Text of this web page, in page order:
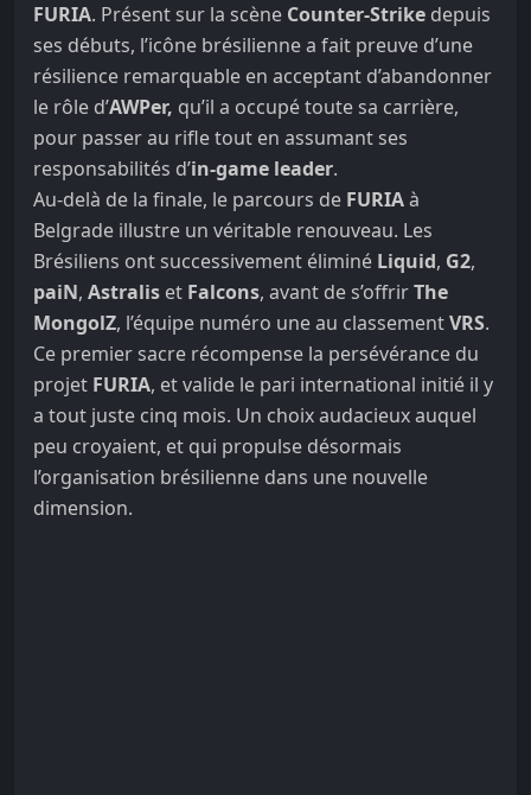
FURIA. Présent sur la scène Counter-Strike depuis
ses débuts, l’icône brésilienne a fait preuve d’une
résilience remarquable en acceptant d’abandonner
le rôle d’AWPer, qu’il a occupé toute sa carrière,
pour passer au rifle tout en assumant ses
responsabilités d’in-game leader.
Au-delà de la finale, le parcours de FURIAà
Belgrade illustre un véritable renouveau. Les
Brésiliens ont successivement éliminé Liquid, G2,
paiN, Astralis et Falcons, avant de s’offrirThe
MongolZ, l’équipe numéro une au classementVRS.
Ce premier sacre récompense la persévérance du
projet FURIA, et valide le pari international initié il y
a tout juste cinq mois. Un choix audacieux auquel
peu croyaient, et qui propulse désormais
l’organisation brésilienne dans une nouvelle
dimension.